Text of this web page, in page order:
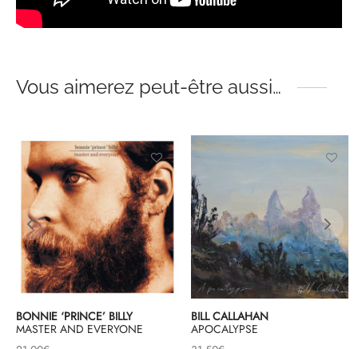
Vous aimerez peut-être aussi…
BONNIE ‘PRINCE’ BILLY
MASTER AND EVERYONE
BILL CALLAHAN
APOCALYPSE